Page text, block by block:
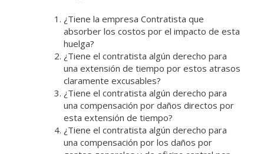
¿Tiene la empresa Contratista que
absorber los costos por el impacto de esta
huelga?
¿Tiene el contratista algún derecho para
una extensión de tiempo por estos atrasos
claramente excusables?
¿Tiene el contratista algún derecho para
una compensación por daños directos por
esta extensión de tiempo?
¿Tiene el contratista algún derecho para
una compensación por los daños por